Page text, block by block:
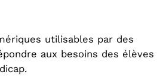
utilisables par des
aux besoins des élèves